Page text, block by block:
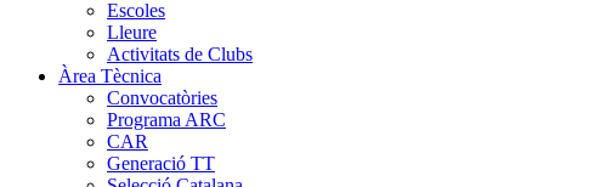
Escoles
Lleure
Activitats de Clubs
Àrea Tècnica
Convocatòries
Programa ARC
CAR
Generació TT